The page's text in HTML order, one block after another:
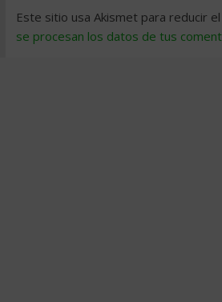
Este sitio usa Akismet para reducir
se procesan los datos de tus